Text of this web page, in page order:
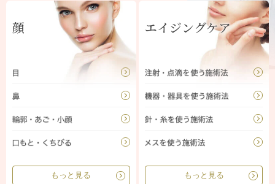
顔
もっと見る
エイジングケア
もっと見る